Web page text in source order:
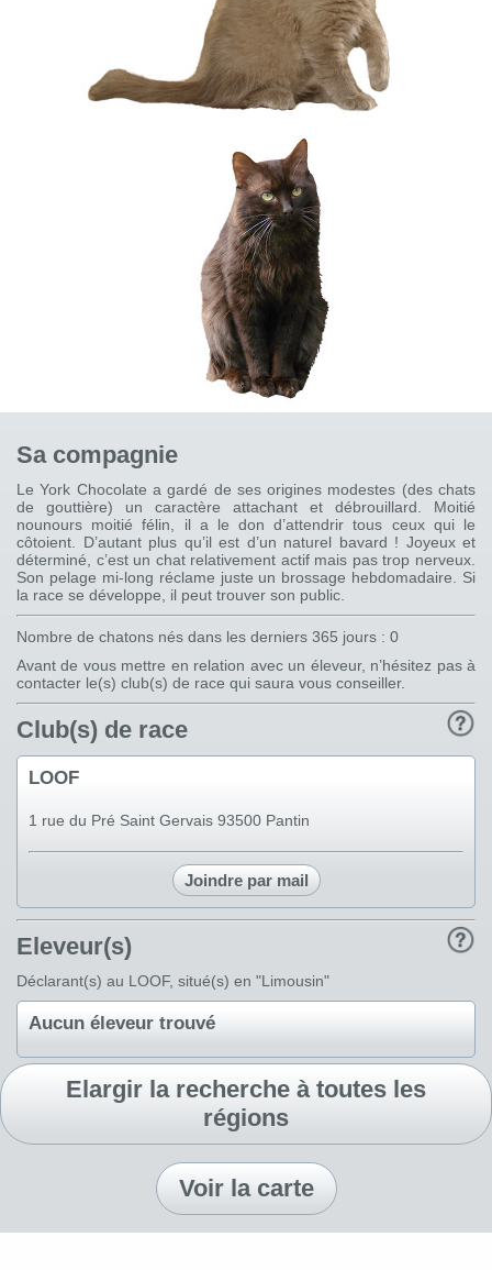
Sa compagnie
Le York Chocolate a gardé de ses origines modestes (des chats
de gouttière) un caractère attachant et débrouillard. Moitié
nounours moitié félin, il a le don d’attendrir tous ceux qui le
côtoient. D’autant plus qu’il est d’un naturel bavard ! Joyeux et
déterminé, c’est un chat relativement actif mais pas trop nerveux.
Son pelage mi-long réclame juste un brossage hebdomadaire. Si
la race se développe, il peut trouver son public.
Nombre de chatons nés dans les derniers 365 jours : 0
Avant de vous mettre en relation avec un éleveur, n’hésitez pas à
contacter le(s) club(s) de race qui saura vous conseiller.
Club(s) de race
LOOF
1 rue du Pré Saint Gervais 93500 Pantin
Joindre par mail
Eleveur(s)
Déclarant(s) au LOOF, situé(s) en "Limousin"
Aucun éleveur trouvé
Elargir la recherche à toutes les
régions
Voir la carte